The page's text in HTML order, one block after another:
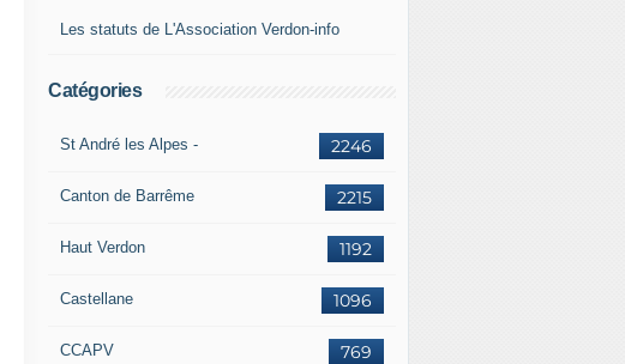
Les statuts de L'Association Verdon-info
Catégories
2246
St André les Alpes -
2215
Canton de Barrême
1192
Haut Verdon
1096
Castellane
769
CCAPV